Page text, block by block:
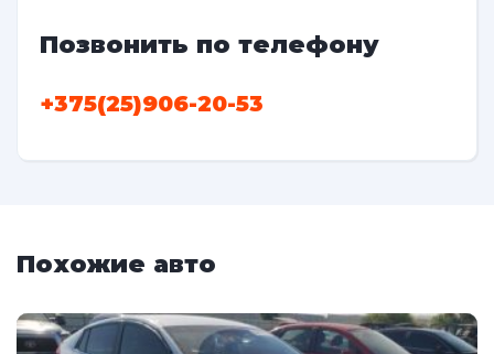
Позвонить по телефону
+375(25)906-20-53
Похожие авто